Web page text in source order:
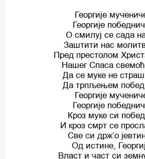
Георгије
Георгије
О смилуј се сада
Заштити нас
Пред престолом
Нашег Спаса
Да се муке не
Да трпљењем
Георгије
Георгије
Кроз муке си
И кроз смрт се
Све си држ’о
Од истине,
Власт и част си